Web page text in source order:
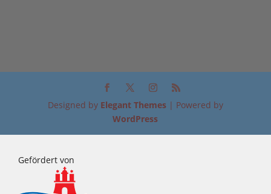
Designed by Elegant Themes| Powered by
WordPress
Gefördert von